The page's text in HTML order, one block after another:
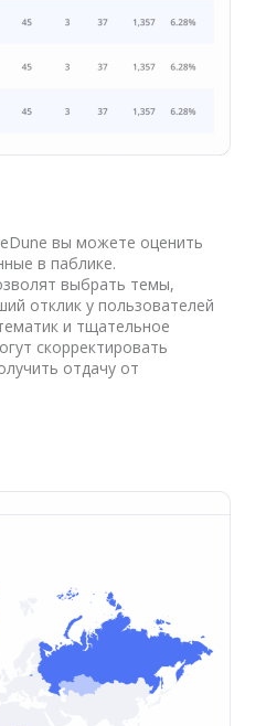
вы можете оценить
в паблике.
выбрать темы,
отклик у пользователей
и тщательное
скорректировать
отдачу от